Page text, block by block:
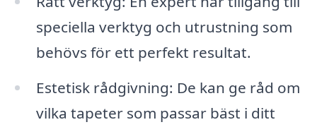
speciella verktyg och utrustning som
behövs för ett perfekt resultat.
Estetisk rådgivning: De kan ge råd om
vilka tapeter som passar bäst i ditt